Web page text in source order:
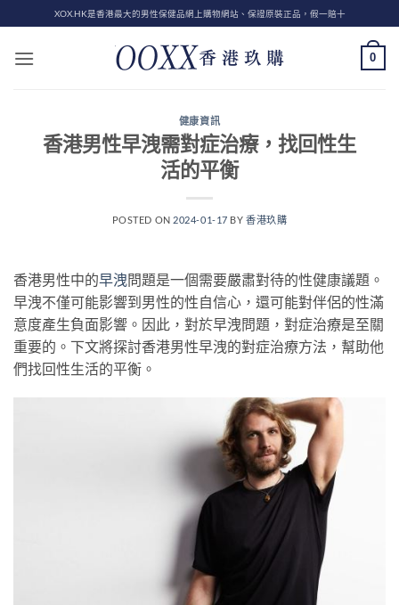
to
content
XOX.HK是香港最大的男性保健品網上購物網站、保證原裝正品，假一賠十
0
健康資訊
香港男性早洩需對症治療，找回性生
活的平衡
POSTED ON 2024-01-17 BY香港玖購
香港男性中的早洩問題是一個需要嚴肅對待的性健康議題。
早洩不僅可能影響到男性的性自信心，還可能對伴侶的性滿
意度產生負面影響。因此，對於早洩問題，對症治療是至關
重要的。下文將探討香港男性早洩的對症治療方法，幫助他
們找回性生活的平衡。